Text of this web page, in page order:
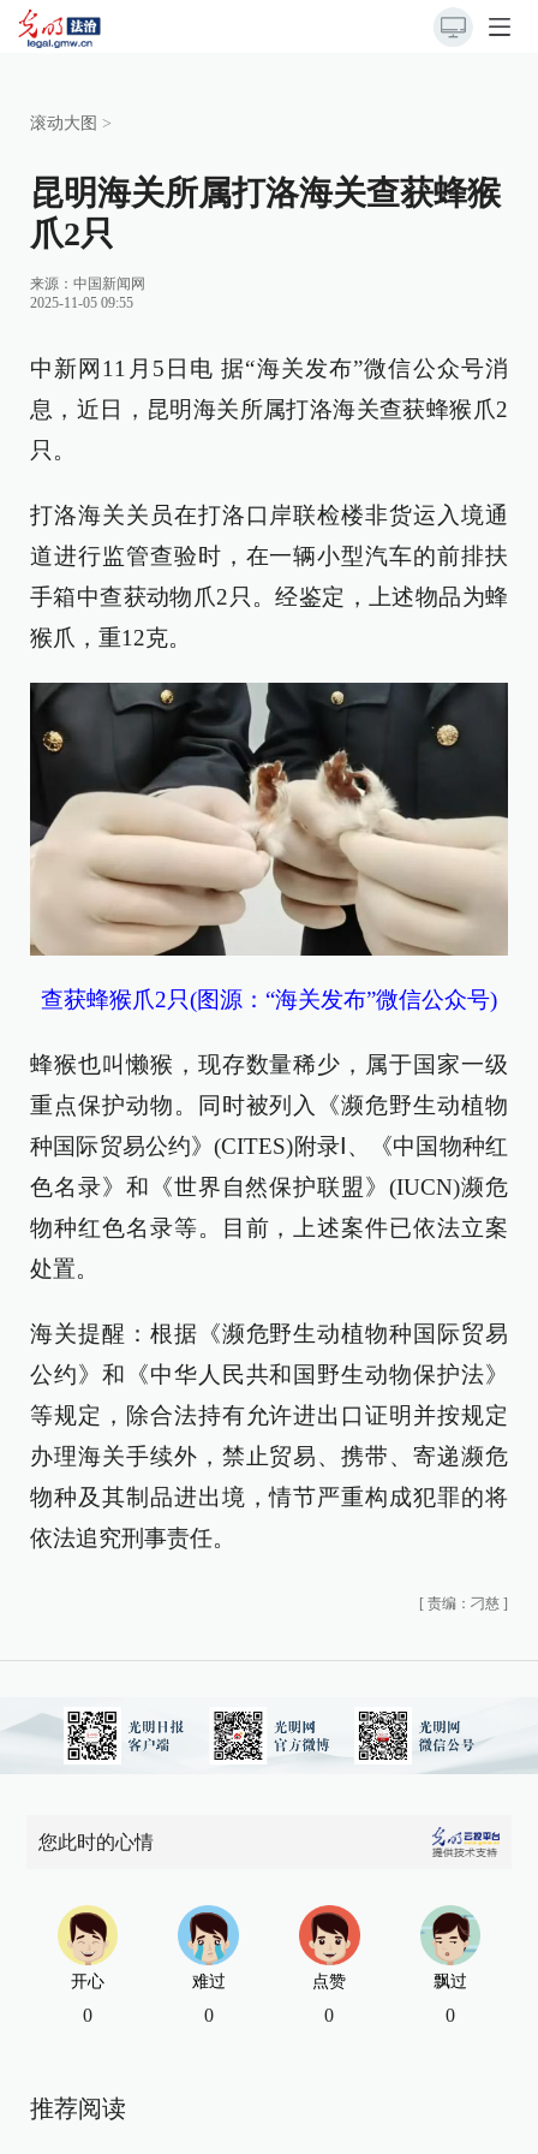
滚动大图 >
昆明海关所属打洛海关查获蜂猴
爪2只
来源： 中国新闻网
2025-11-05 09:55
中新网11月5日电 据“海关发布”微信公众号消
息，近日，昆明海关所属打洛海关查获蜂猴爪2
只。
打洛海关关员在打洛口岸联检楼非货运入境通
道进行监管查验时，在一辆小型汽车的前排扶
手箱中查获动物爪2只。经鉴定，上述物品为蜂
猴爪，重12克。
查获蜂猴爪2只(图源：“海关发布”微信公众号)
蜂猴也叫懒猴，现存数量稀少，属于国家一级
重点保护动物。同时被列入《濒危野生动植物
种国际贸易公约》(CITES)附录Ⅰ、《中国物种红
色名录》和《世界自然保护联盟》(IUCN)濒危
物种红色名录等。目前，上述案件已依法立案
处置。
海关提醒：根据《濒危野生动植物种国际贸易
公约》和《中华人民共和国野生动物保护法》
等规定，除合法持有允许进出口证明并按规定
办理海关手续外，禁止贸易、携带、寄递濒危
物种及其制品进出境，情节严重构成犯罪的将
依法追究刑事责任。
[ 责编：刁慈 ]
您此时的心情
开心
0
难过
0
点赞
0
飘过
0
推荐阅读